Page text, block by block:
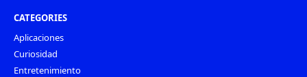
CATEGORIES
Aplicaciones
Curiosidad
Entretenimiento